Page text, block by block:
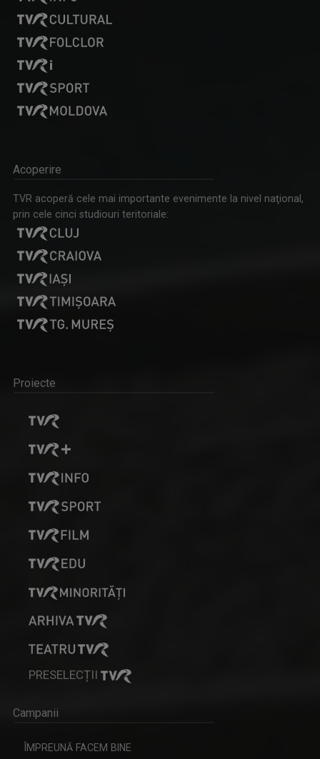
Acoperire
TVR acoperă cele mai importante evenimente la nivel naţional,
prin cele cinci studiouri teritoriale:
Proiecte
PRESELECȚII
Campanii
ÎMPREUNĂ FACEM BINE